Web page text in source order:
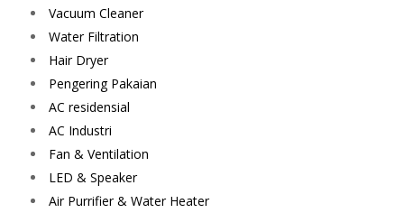
Vacuum Cleaner
Water Filtration
Hair Dryer
Pengering Pakaian
AC residensial
AC Industri
Fan & Ventilation
LED & Speaker
Air Purrifier & Water Heater